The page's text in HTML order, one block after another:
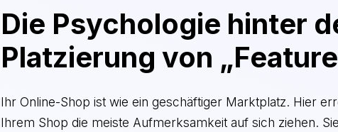
Die Psychologie hinter
Platzierung von
Ihr Online-Shop ist wie ein geschäftiger Marktplatz. Hier
Ihrem Shop die meiste Aufmerksamkeit auf sich ziehen.